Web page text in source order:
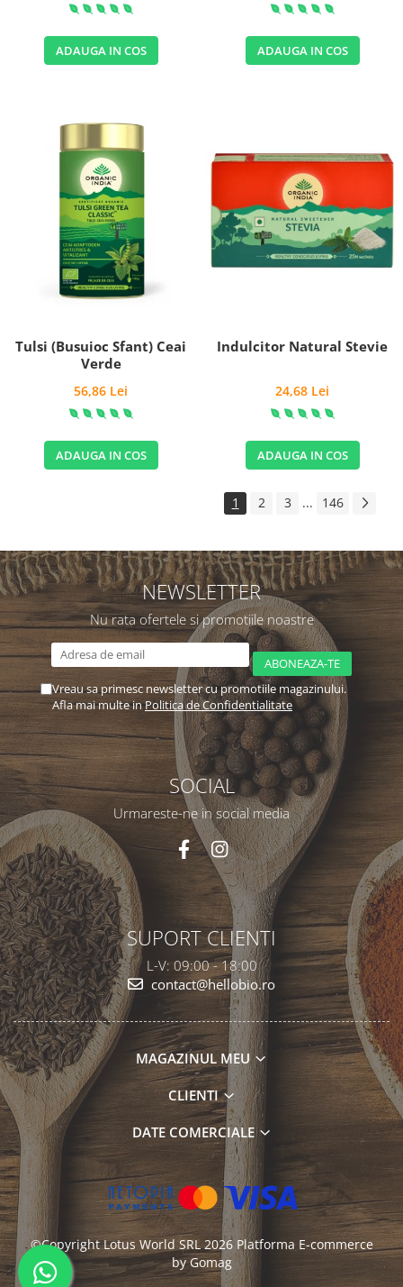
ADAUGA IN COS ADAUGA IN COS
Tulsi (Busuioc Sfant) Ceai
Verde
56,86 Lei
ADAUGA IN COS
Indulcitor Natural Stevie
24,68 Lei
ADAUGA IN COS
1 2 3 ... 146
NEWSLETTER
Nu rata ofertele si promotiile noastre
Vreau sa primesc newsletter cu promotiile magazinului.
Afla mai multe inPolitica de Confidentialitate
SOCIAL
Urmareste-ne in social media
SUPORT CLIENTI
L-V: 09:00 - 18:00
contact@hellobio.ro
MAGAZINUL MEU
CLIENTI
DATE COMERCIALE
©Copyright Lotus World SRL 2026 Platforma E-commerce
by Gomag